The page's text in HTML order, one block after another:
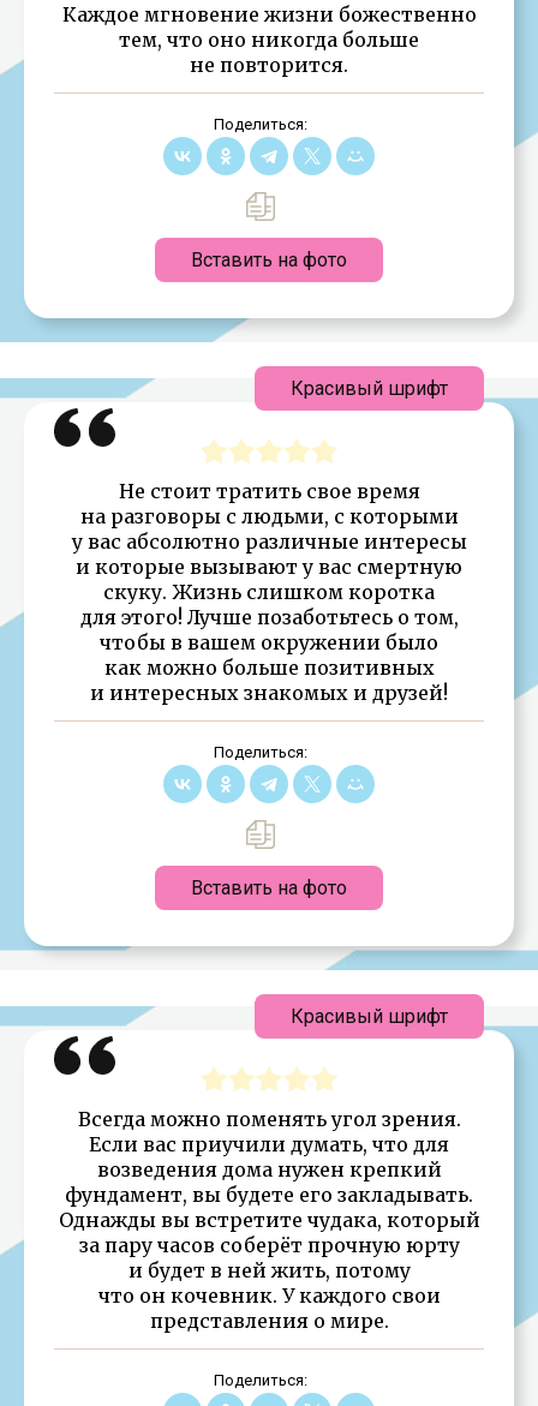
Каждое мгновение жизни божественно
тем, что оно никогда больше
не повторится.
Поделиться:
Вставить на фото
Не стоит тратить свое время
на разговоры с людьми, с которыми
у вас абсолютно различные интересы
и которые вызывают у вас смертную
скуку. Жизнь слишком коротка
для этого! Лучше позаботьтесь о том,
чтобы в вашем окружении было
как можно больше позитивных
и интересных знакомых и друзей!
Поделиться:
Вставить на фото
Красивый шрифт
Всегда можно поменять угол зрения.
Если вас приучили думать, что для
возведения дома нужен крепкий
фундамент, вы будете его закладывать.
Однажды вы встретите чудака, который
за пару часов соберёт прочную юрту
и будет в ней жить, потому
что он кочевник. У каждого свои
представления о мире.
Поделиться:
Красивый шрифт